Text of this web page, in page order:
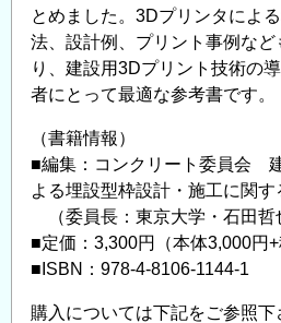
とめました。3Dプリンタによ
法、設計例、プリント事例な
り、建設用3Dプリント技術の
者にとって最適な参考書です。
（書籍情報）
■編集：コンクリート委員会
よる埋設型枠設計・施工に関
（委員長：東京大学・石田哲
■定価：3,300円（本体3,000円+
■ISBN：978-4-8106-1144-1
購入については下記をご参照下